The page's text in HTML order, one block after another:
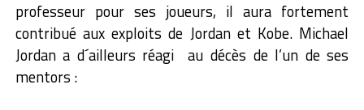
professeur pour ses joueurs, il aura fortement
contribué aux exploits de Jordan et Kobe. Michael
Jordan a d´ailleurs réagi au décès de l’un de ses
mentors :